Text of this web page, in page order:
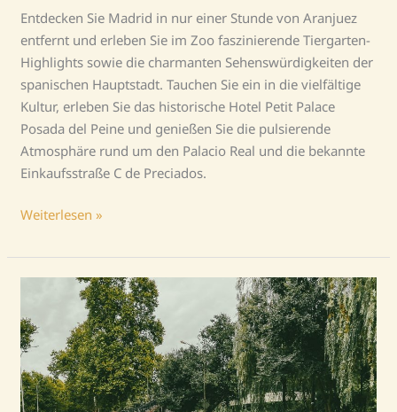
Entdecken Sie Madrid in nur einer Stunde von Aranjuez
entfernt und erleben Sie im Zoo faszinierende Tiergarten-
Highlights sowie die charmanten Sehenswürdigkeiten der
spanischen Hauptstadt. Tauchen Sie ein in die vielfältige
Kultur, erleben Sie das historische Hotel Petit Palace
Posada del Peine und genießen Sie die pulsierende
Atmosphäre rund um den Palacio Real und die bekannte
Einkaufsstraße C de Preciados.
Weiterlesen »
the
sun